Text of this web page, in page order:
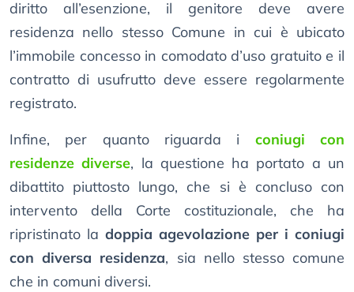
diritto all’esenzione, il genitore deve avere
residenza nello stesso Comune in cui è ubicato
l’immobile concesso in comodato d’uso gratuito e il
contratto di usufrutto deve essere regolarmente
registrato.
Infine, per quanto riguarda i coniugi con
residenze diverse, la questione ha portato a un
dibattito piuttosto lungo, che si è concluso con
intervento della Corte costituzionale, che ha
ripristinato la doppia agevolazione per i coniugi
con diversa residenza, sia nello stesso comune
che in comuni diversi.